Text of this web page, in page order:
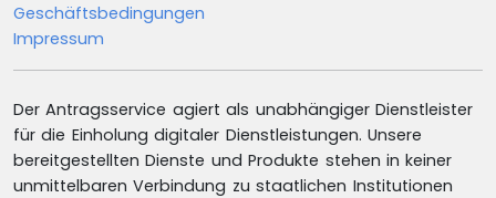
Geschäftsbedingungen
Impressum
Der Antragsservice agiert als unabhängiger Dienstleister
für die Einholung digitaler Dienstleistungen. Unsere
bereitgestellten Dienste und Produkte stehen in keiner
unmittelbaren Verbindung zu staatlichen Institutionen